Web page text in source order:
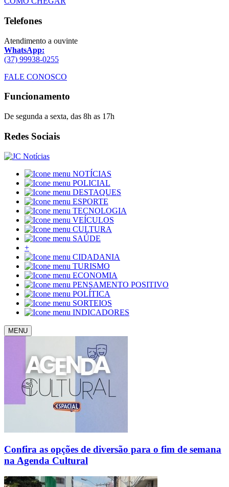
Telefones
Atendimento a ouvinte
WhatsApp:
(37) 99938-0255
FALE CONOSCO
Funcionamento
De segunda a sexta, das 8h as 17h
Redes Sociais
NOTÍCIAS
POLICIAL
DESTAQUES
ESPORTE
TECNOLOGIA
VEÍCULOS
CULTURA
SAÚDE
+
CIDADANIA
TURISMO
ECONOMIA
PENSAMENTO POSITIVO
POLÍTICA
SORTEIOS
INDICADORES
MENU
Confira as opções de diversão para o fim de semana
na Agenda Cultural